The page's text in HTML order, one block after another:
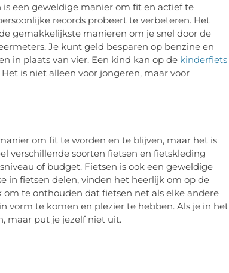
een geweldige manier om fit en actief te
records probeert te verbeteren. Het
gemakkelijkste manieren om je snel door de
Je kunt geld besparen op benzine en
in plaats van vier. Een kind kan op de kinderfiets
is niet alleen voor jongeren, maar voor
om fit te worden en te blijven, maar het is
verschillende soorten fietsen en fietskleding
of budget. Fietsen is ook een geweldige
in fietsen delen, vinden het heerlijk om op de
te onthouden dat fietsen net als elke andere
vorm te komen en plezier te hebben. Als je in het
maar put je jezelf niet uit.